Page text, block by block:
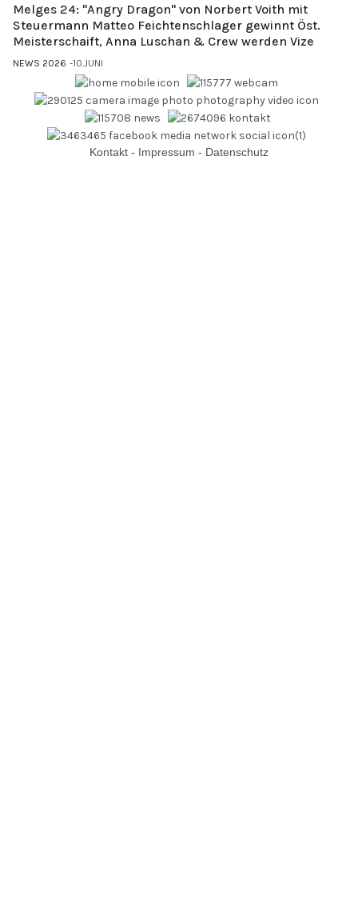
Melges 24: "Angry Dragon" von Norbert Voith mit
Steuermann Matteo Feichtenschlager gewinnt Öst.
Meisterschaift, Anna Luschan & Crew werden Vize
NEWS 2026 10.JUNI
Kontakt - Impressum - Datenschutz